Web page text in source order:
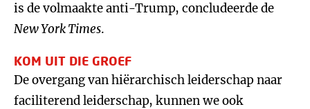
is de volmaakte anti-Trump, concludeerde de
New York Times.
KOM UIT DIE GROEF
De overgang van hiërarchisch leiderschap naar
faciliterend leiderschap, kunnen we ook